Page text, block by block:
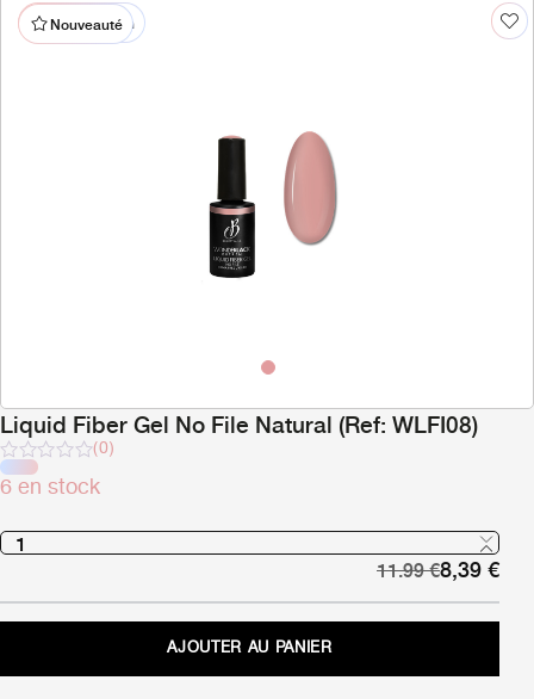
% En promotion
Nouveauté
Liquid Fiber Gel No File Natural (Ref: WLFI08)
Note
sur
(0)
6 en stock
11.99€Le
prix
initial
11,99 €.
8,39€Le
prix
AJOUTER AU PANIER